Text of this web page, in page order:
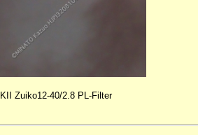
Zuiko12-40/2.8 PL-Filter